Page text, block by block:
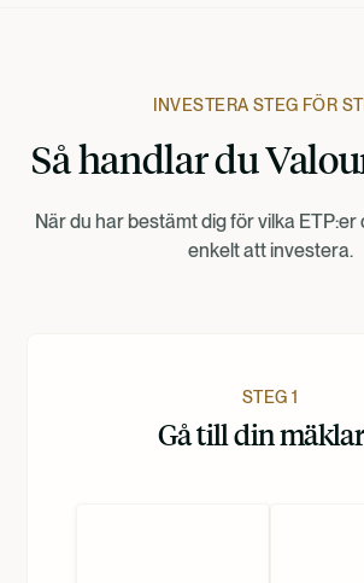
Suomi
Norsk
INVESTERA STEG FÖR
Så handlar du
När du har bestämt dig för vilka ETP:er
enkelt att investera.
STEG 1
Gå till din